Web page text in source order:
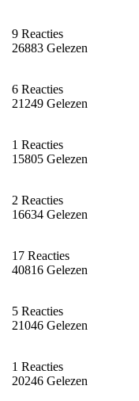
9 Reacties
26883 Gelezen
6 Reacties
21249 Gelezen
1 Reacties
15805 Gelezen
2 Reacties
16634 Gelezen
17 Reacties
40816 Gelezen
5 Reacties
21046 Gelezen
1 Reacties
20246 Gelezen